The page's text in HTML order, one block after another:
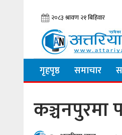
गृहपृष्ठ समाचार
कञ्चनपुरमा